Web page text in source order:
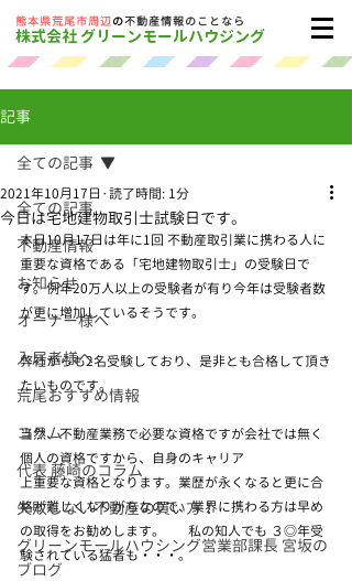
​熊本県荒尾市周辺の不動産情報のことなら
株式会社 グリーンモールハウジング
記事
全ての記事
不動産情報
お知らせ
オーナー様へ
入居者様へ
荒尾おすすめ情報
コラム
代表 藤崎のコラム
失敗しない不動産の買い方！
グリーンモールハウシング営業部課長 宮坂の
ブログ
全ての記事
今日は宅地建物取引士試験日です。
2021年10月17日 読了時間: 1分
本日10月17日は年に1回 不動産取引業に携わる人に
重要な資格である「宅地建物取引士」の受験日で
す。例年20万人以上の受験者が有り今年は受験者数
が更に増加しているそうです。
弊社からも2名受験しており、是非とも合格して頂き
たいものです。
当然、不動産業務で必要な資格ですが会社では無く
個人の資格ですから、自身のキャリア
上重要な資格となります。業歴が永くなると更に合
格が難しくなりがちなので、業界に携わる方は早め
の取得をお勧めします。       私の知人でも ３◎年受
験されている猛者も・・・。